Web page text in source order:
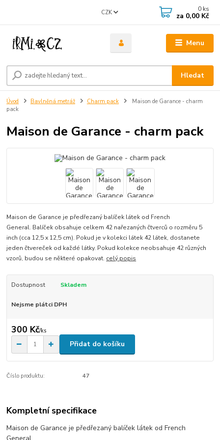
Menu
CZK
Hledat
0 ks
za 0,00 Kč
Úvod Bavlněná metráž Charm pack
Maison de Garance - charm
pack
Maison de Garance - charm pack
Maison de Garance je předřezaný balíček látek od French
General. Balíček obsahuje celkem 42 nařezaných čtverců o rozměru 5
inch (cca 12,5 x 12,5 cm). Pokud je v kolekci látek 42 látek, dostanete
jeden čtvereček od každé látky. Pokud kolekce neobsahuje 42 různých
vzorů, budou se některé opakovat. celý popis
Dostupnost Skladem
Nejsme plátci DPH
300 Kč/ks
Přidat do košíku
Číslo produktu: 47
Kompletní specifikace
Maison de Garance je předřezaný balíček látek od French